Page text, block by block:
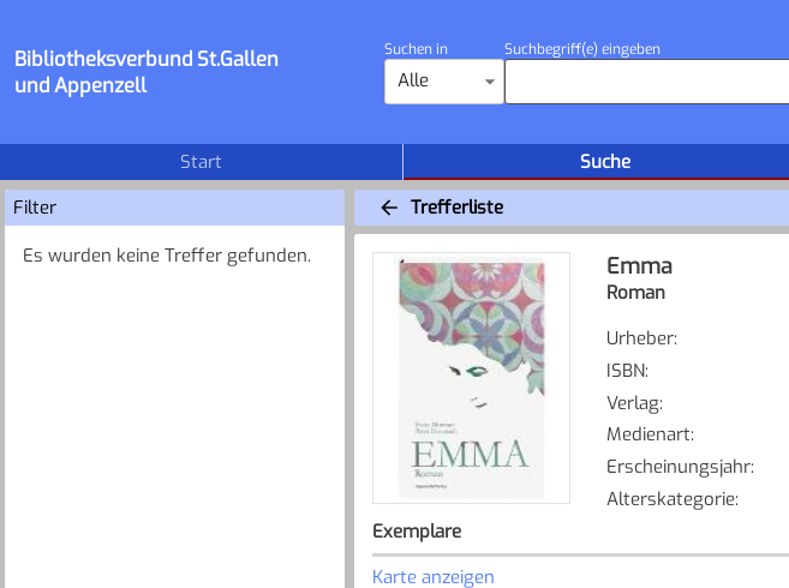
Bibliotheksverbund St.Gallen
und Appenzell
Suchen in
Alle
Suchbegriff(e) eingeben
Start Suche
Filter
Es wurden keine Treffer gefunden.
Trefferliste
Emma
Roman
Urheber:
ISBN:
Verlag:
Medienart:
Erscheinungsjahr:
Alterskategorie:
Exemplare
Karte anzeigen